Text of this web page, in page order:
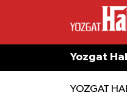
Yozgat
YOZGAT